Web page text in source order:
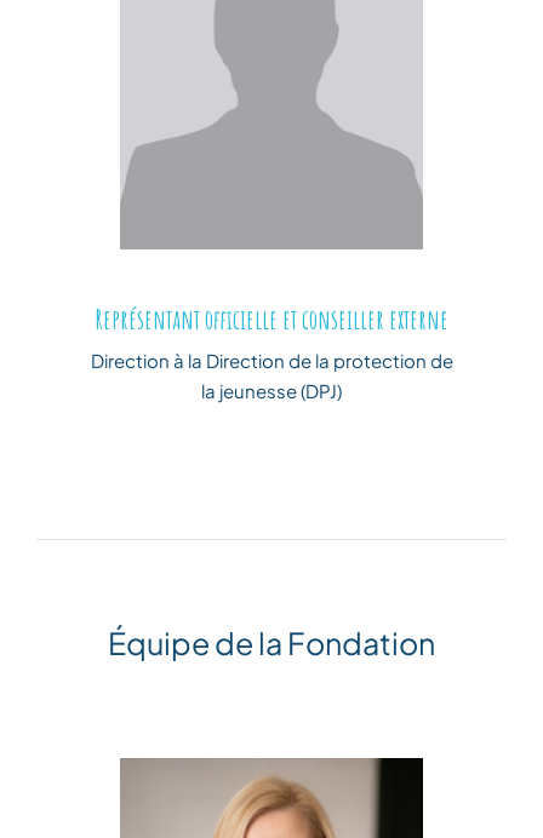
Représentant officielle et conseiller externe
Direction à la Direction de la protection de
la jeunesse (DPJ)
Équipe de la Fondation